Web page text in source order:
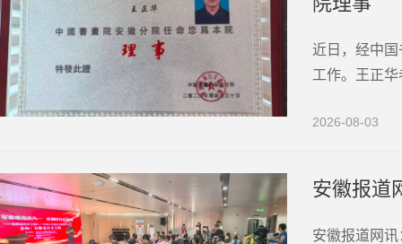
近日，经中
工作。王正
颁发官方教
2026-08-03
安徽报道
安徽报道网